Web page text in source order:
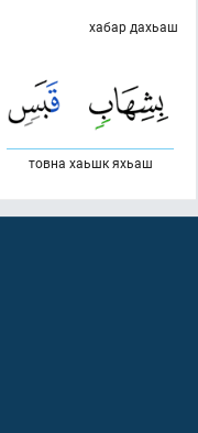
хабар дахьаш
товна хаьшк яхьаш